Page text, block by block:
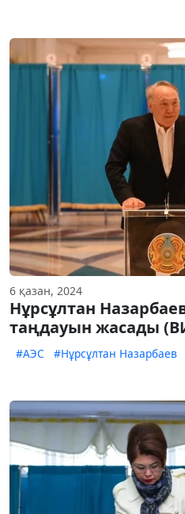
6 қазан, 2024
Нұрсұлтан
таңдауын жасады
#АЭС #Нұрсұлтан Назарбаев